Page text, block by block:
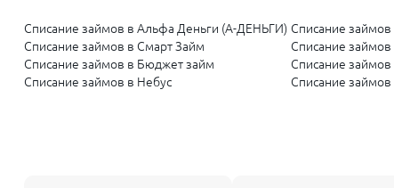
Списание займов в Альфа Деньги (А-ДЕНЬГИ) Списание
Списание займов в Смарт Займ
Списание займов
Списание займов в Бюджет займ
Списание займов
Списание займов в Небус
Списание